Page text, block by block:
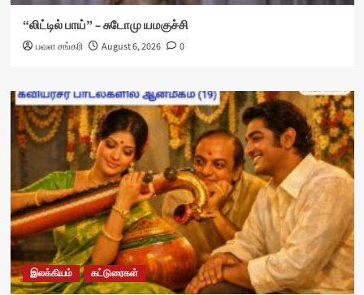
“லிட்டில் பாய்” – சுடோமு யமகுச்சி
பவள சங்கரி August 6, 2026 0
இலக்கியம் கட்டுரைகள்